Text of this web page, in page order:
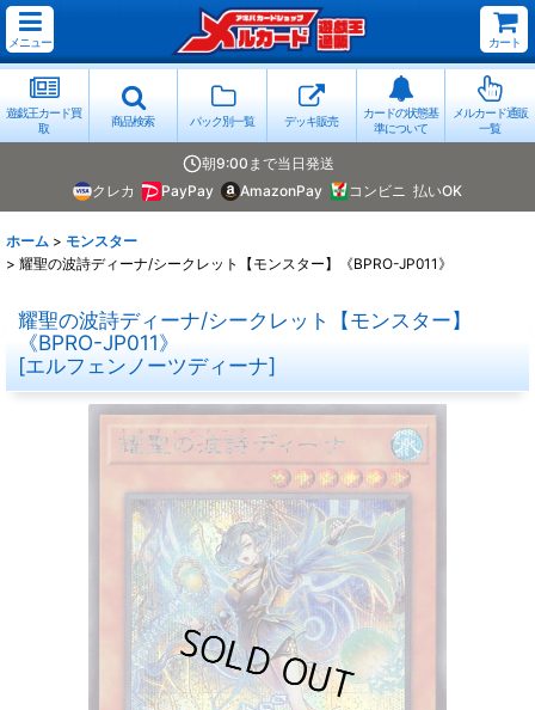
メニュー カート
遊戯王カード買
取
商品検索 パック別一覧 デッキ販売
カードの状態基
準について
メルカード通販
一覧
朝9:00まで当日発送
クレカ
PayPay AmazonPay コンビニ 払いOK
ホーム > モンスター
> 耀聖の波詩ディーナ/シークレット【モンスター】《BPRO-JP011》
耀聖の波詩ディーナ/シークレット【モンスター】
《BPRO-JP011》
[エルフェンノーツディーナ]